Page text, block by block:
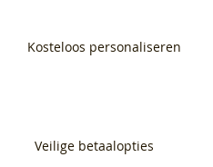
Kosteloos personaliseren
Veilige betaalopties